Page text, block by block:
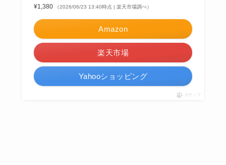
¥1,380
（2026/06/23 13:40時点 | 楽天市場調べ）
Amazon
楽天市場
Yahooショッピング
ポチップ